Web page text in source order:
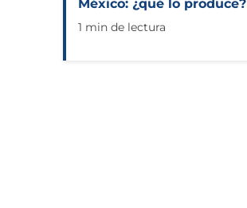
México: ¿qué lo produce?
1 min de lectura